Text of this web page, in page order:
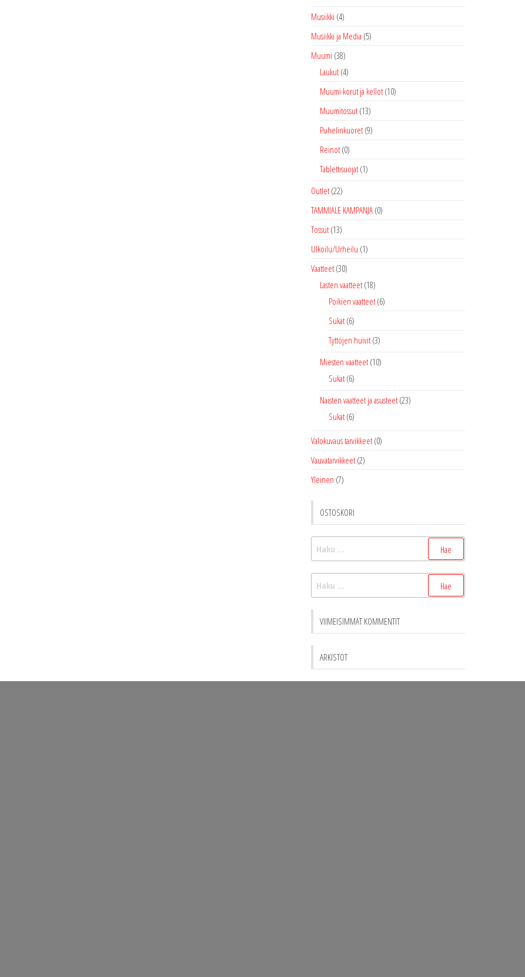
Musiikki (4)
Musiikki ja Media (5)
Muumi (38)
Laukut (4)
Muumi korut ja kellot (10)
Muumitossut (13)
Puhelinkuoret (9)
Reinot (0)
Tablettisuojat (1)
Outlet (22)
TAMMIALE KAMPANJA (0)
Tossut (13)
Ulkoilu/Urheilu (1)
Vaatteet (30)
Lasten vaatteet (18)
Poikien vaatteet (6)
Sukat (6)
Tyttöjen huivit (3)
Miesten vaatteet (10)
Sukat (6)
Naisten vaatteet ja asusteet (23)
Sukat (6)
Valokuvaus tarvikkeet (0)
Vauvatarvikkeet (2)
Yleinen (7)
OSTOSKORI
Haku:
Haku:
VIIMEISIMMÄT KOMMENTIT
ARKISTOT